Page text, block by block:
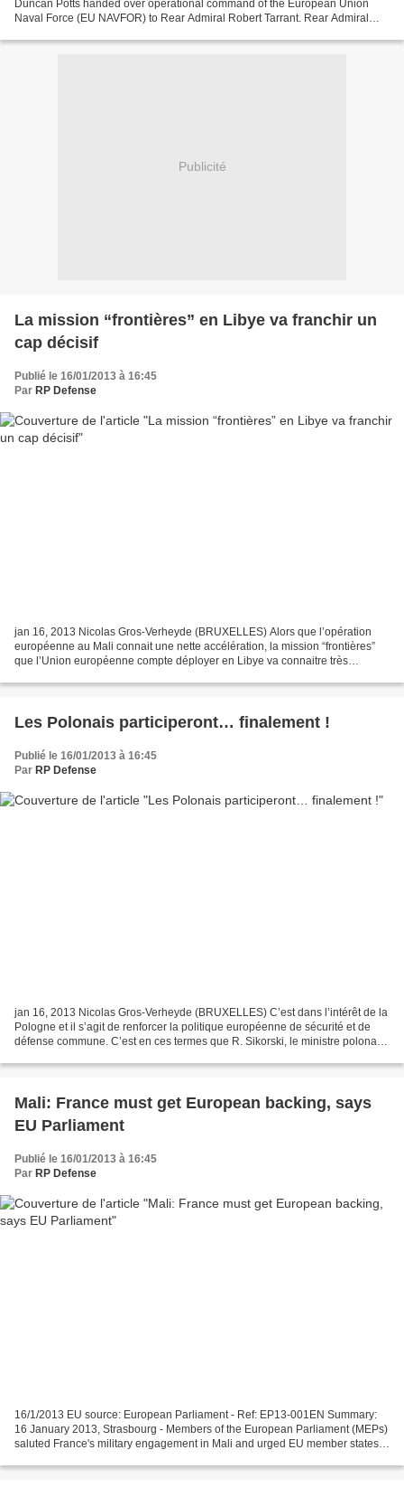
Duncan Potts handed over operational command of the European Union
Naval Force (EU NAVFOR) to Rear Admiral Robert Tarrant. Rear Admiral
Publicité
La mission “frontières” en Libye va franchir un
cap décisif
Publié le 16/01/2013 à 16:45
Par RP Defense
jan 16, 2013 Nicolas Gros-Verheyde (BRUXELLES) Alors que l’opération
européenne au Mali connait une nette accélération, la mission “frontières”
que l’Union européenne compte déployer en Libye va connaitre très
Les Polonais participeront… finalement !
Publié le 16/01/2013 à 16:45
Par RP Defense
jan 16, 2013 Nicolas Gros-Verheyde (BRUXELLES) C’est dans l’intérêt de la
Pologne et il s’agit de renforcer la politique européenne de sécurité et de
défense commune. C’est en ces termes que R. Sikorski, le ministre polonais
Mali: France must get European backing, says
EU Parliament
Publié le 16/01/2013 à 16:45
Par RP Defense
16/1/2013 EU source: European Parliament - Ref: EP13-001EN Summary:
16 January 2013, Strasbourg - Members of the European Parliament (MEPs)
saluted France's military engagement in Mali and urged EU member states